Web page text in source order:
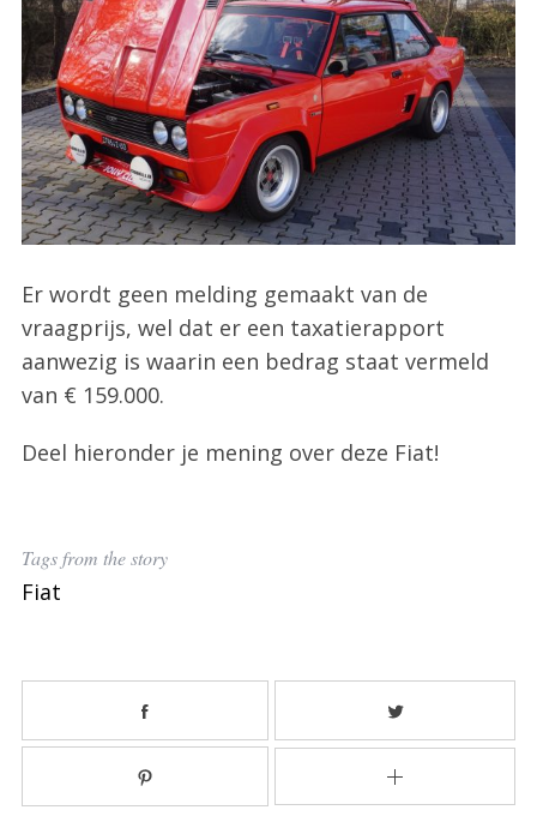
Er wordt geen melding gemaakt van de
vraagprijs, wel dat er een taxatierapport
aanwezig is waarin een bedrag staat vermeld
van € 159.000.
Deel hieronder je mening over deze Fiat!
Tags from the story
Fiat
e
r